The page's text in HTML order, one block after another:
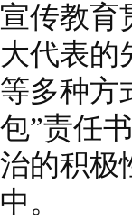
宣传教育
大代表的
等多种方
包”责任
治的积极
中。